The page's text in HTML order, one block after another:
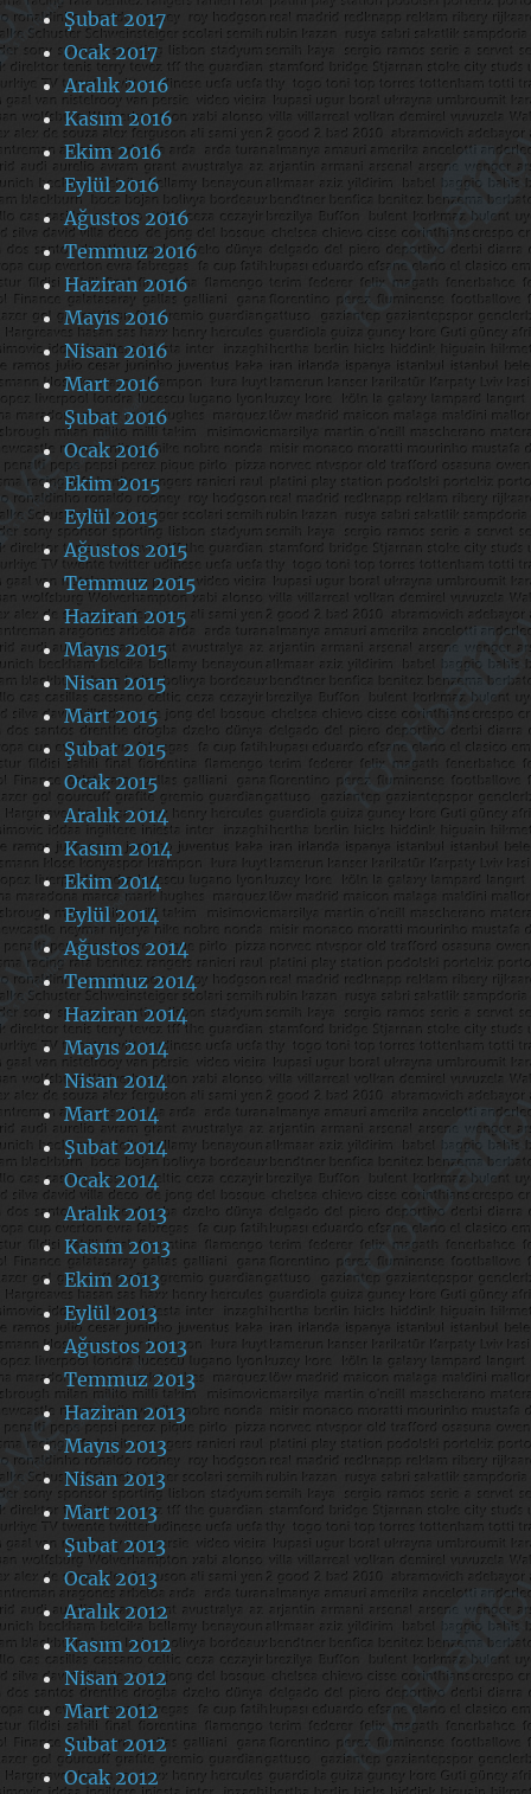
Şubat 2017
Ocak 2017
Aralık 2016
Kasım 2016
Ekim 2016
Eylül 2016
Ağustos 2016
Temmuz 2016
Haziran 2016
Mayıs 2016
Nisan 2016
Mart 2016
Şubat 2016
Ocak 2016
Ekim 2015
Eylül 2015
Ağustos 2015
Temmuz 2015
Haziran 2015
Mayıs 2015
Nisan 2015
Mart 2015
Şubat 2015
Ocak 2015
Aralık 2014
Kasım 2014
Ekim 2014
Eylül 2014
Ağustos 2014
Temmuz 2014
Haziran 2014
Mayıs 2014
Nisan 2014
Mart 2014
Şubat 2014
Ocak 2014
Aralık 2013
Kasım 2013
Ekim 2013
Eylül 2013
Ağustos 2013
Temmuz 2013
Haziran 2013
Mayıs 2013
Nisan 2013
Mart 2013
Şubat 2013
Ocak 2013
Aralık 2012
Kasım 2012
Nisan 2012
Mart 2012
Şubat 2012
Ocak 2012